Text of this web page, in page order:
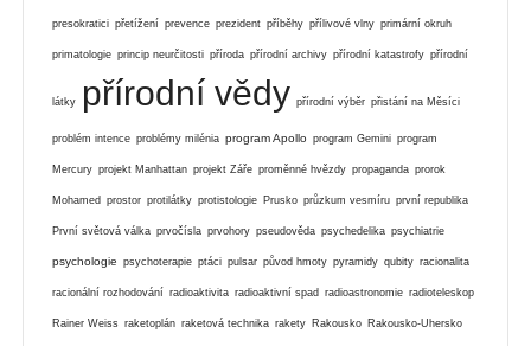
presokratici přetížení prevence prezident příběhy přílivové vlny primární okruh
primatologie princip neurčitosti příroda přírodní archivy přírodní katastrofy přírodní
látky přírodní vědy přírodní výběr přistání na Měsíci
problém intence problémy milénia program Apollo program Gemini program
Mercury projekt Manhattan projekt Záře proměnné hvězdy propaganda prorok
Mohamed prostor protilátky protistologie Prusko průzkum vesmíru první republika
První světová válka prvočísla prvohory pseudověda psychedelika psychiatrie
psychologie psychoterapie ptáci pulsar původ hmoty pyramidy qubity racionalita
racionální rozhodování radioaktivita radioaktivní spad radioastronomie radioteleskop
Rainer Weiss raketoplán raketová technika rakety Rakousko Rakousko-Uhersko